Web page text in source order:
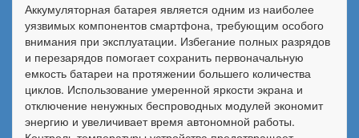
Аккумуляторная батарея является одним из наиболее
уязвимых компонентов смартфона, требующим особого
внимания при эксплуатации. Избегание полных разрядов
и перезарядов помогает сохранить первоначальную
емкость батареи на протяжении большего количества
циклов. Использование умеренной яркости экрана и
отключение ненужных беспроводных модулей экономит
энергию и увеличивает время автономной работы.